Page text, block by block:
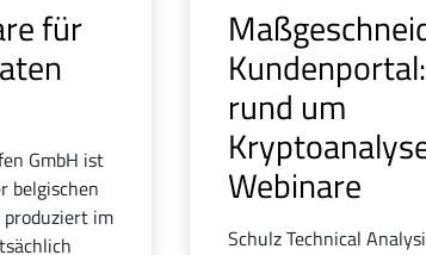
für
GmbH ist
belgischen
produziert im
rund um
Webinare
Schulz Technical